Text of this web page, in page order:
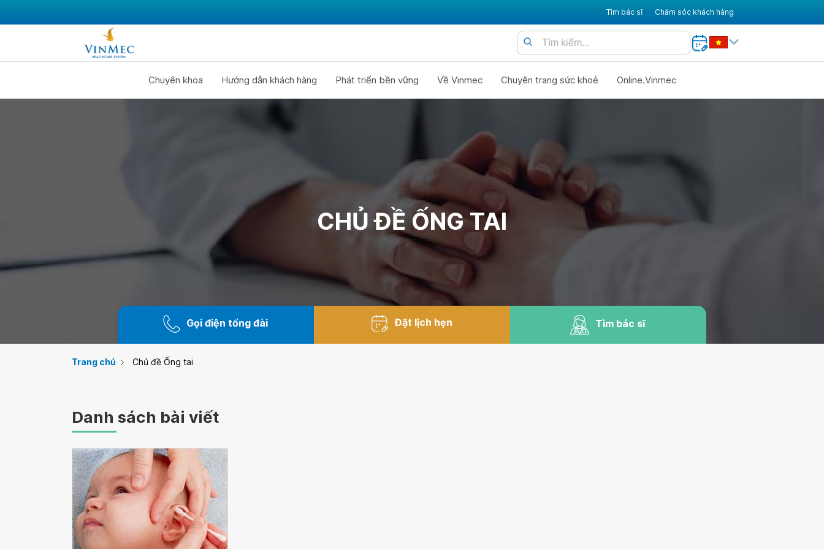
Tìm bác sĩ Chăm sóc khách hàng
Chuyên khoa Hướng dẫn khách hàng Phát triển bền vững Về Vinmec Chuyên trang sức khoẻ Online.Vinmec
CHỦ ĐỀ ỐNG TAI
Gọi điện tổng đài Đặt lịch hẹn Tìm bác sĩ
Trang chủ Chủ đề Ống tai
Danh sách bài viết